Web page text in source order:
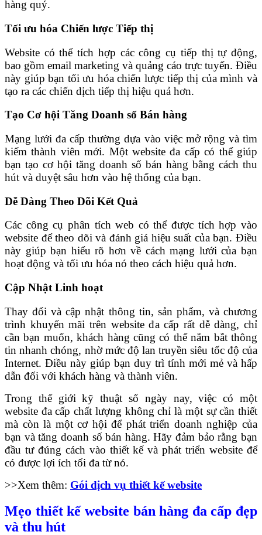
hàng quý.
Tối ưu hóa Chiến lược Tiếp thị
Website có thể tích hợp các công cụ tiếp thị tự động,
bao gồm email marketing và quảng cáo trực tuyến. Điều
này giúp bạn tối ưu hóa chiến lược tiếp thị của mình và
tạo ra các chiến dịch tiếp thị hiệu quả hơn.
Tạo Cơ hội Tăng Doanh số Bán hàng
Mạng lưới đa cấp thường dựa vào việc mở rộng và tìm
kiếm thành viên mới. Một website đa cấp có thể giúp
bạn tạo cơ hội tăng doanh số bán hàng bằng cách thu
hút và duyệt sâu hơn vào hệ thống của bạn.
Dễ Dàng Theo Dõi Kết Quả
Các công cụ phân tích web có thể được tích hợp vào
website để theo dõi và đánh giá hiệu suất của bạn. Điều
này giúp bạn hiểu rõ hơn về cách mạng lưới của bạn
hoạt động và tối ưu hóa nó theo cách hiệu quả hơn.
Cập Nhật Linh hoạt
Thay đổi và cập nhật thông tin, sản phẩm, và chương
trình khuyến mãi trên website đa cấp rất dễ dàng, chỉ
cần bạn muốn, khách hàng cũng có thể nắm bắt thông
tin nhanh chóng, nhờ mức độ lan truyền siêu tốc độ của
Internet. Điều này giúp bạn duy trì tính mới mẻ và hấp
dẫn đối với khách hàng và thành viên.
Trong thế giới kỹ thuật số ngày nay, việc có một
website đa cấp chất lượng không chỉ là một sự cần thiết
mà còn là một cơ hội để phát triển doanh nghiệp của
bạn và tăng doanh số bán hàng. Hãy đảm bảo rằng bạn
đầu tư đúng cách vào thiết kế và phát triển website để
có được lợi ích tối đa từ nó.
>>Xem thêm: Gói dịch vụ thiết kế website
Mẹo thiết kế website bán hàng đa cấp đẹp
và thu hút